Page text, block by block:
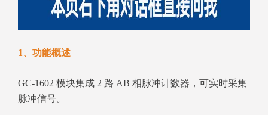
1、功能概述
GC‑1602 模块集成 2 路 AB 相脉冲计数器，可实时采集
脉冲信号。